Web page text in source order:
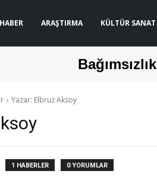
HABER ARAŞTIRMA KÜLTÜR SANAT
Bağımsızlık
Yazar: Elbruz Aksoy
1 HABERLER 0 YORUMLAR